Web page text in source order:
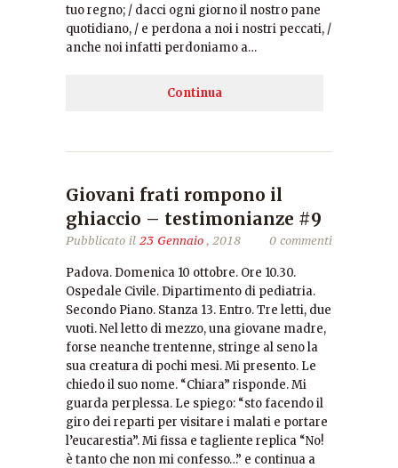
tuo regno; / dacci ogni giorno il nostro pane
quotidiano, / e perdona a noi i nostri peccati, /
anche noi infatti perdoniamo a…
Continua
Giovani frati rompono il
ghiaccio – testimonianze #9
Pubblicato il 23 Gennaio, 2018 0 commenti
Padova. Domenica 10 ottobre. Ore 10.30.
Ospedale Civile. Dipartimento di pediatria.
Secondo Piano. Stanza 13. Entro. Tre letti, due
vuoti. Nel letto di mezzo, una giovane madre,
forse neanche trentenne, stringe al seno la
sua creatura di pochi mesi. Mi presento. Le
chiedo il suo nome. “Chiara” risponde. Mi
guarda perplessa. Le spiego: “sto facendo il
giro dei reparti per visitare i malati e portare
l’eucarestia”. Mi fissa e tagliente replica “No!
è tanto che non mi confesso…” e continua a